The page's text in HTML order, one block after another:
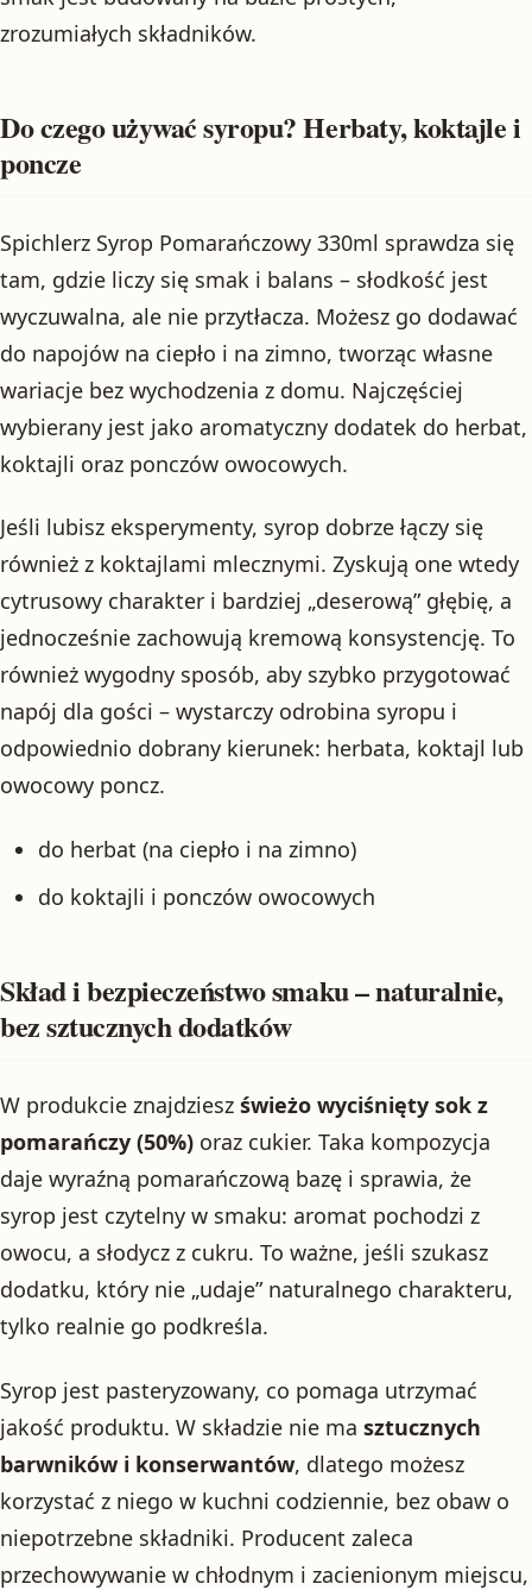
zrozumiałych składników.
Do czego używać syropu? Herbaty, koktajle i
poncze
Spichlerz Syrop Pomarańczowy 330ml sprawdza się
tam, gdzie liczy się smak i balans – słodkość jest
wyczuwalna, ale nie przytłacza. Możesz go dodawać
do napojów na ciepło i na zimno, tworząc własne
wariacje bez wychodzenia z domu. Najczęściej
wybierany jest jako aromatyczny dodatek do herbat,
koktajli oraz ponczów owocowych.
Jeśli lubisz eksperymenty, syrop dobrze łączy się
również z koktajlami mlecznymi. Zyskują one wtedy
cytrusowy charakter i bardziej „deserową” głębię, a
jednocześnie zachowują kremową konsystencję. To
również wygodny sposób, aby szybko przygotować
napój dla gości – wystarczy odrobina syropu i
odpowiednio dobrany kierunek: herbata, koktajl lub
owocowy poncz.
do herbat (na ciepło i na zimno)
do koktajli i ponczów owocowych
Skład i bezpieczeństwo smaku – naturalnie,
bez sztucznych dodatków
W produkcie znajdziesz świeżo wyciśnięty sok z
pomarańczy (50%) oraz cukier. Taka kompozycja
daje wyraźną pomarańczową bazę i sprawia, że
syrop jest czytelny w smaku: aromat pochodzi z
owocu, a słodycz z cukru. To ważne, jeśli szukasz
dodatku, który nie „udaje” naturalnego charakteru,
tylko realnie go podkreśla.
Syrop jest pasteryzowany, co pomaga utrzymać
jakość produktu. W składzie nie ma sztucznych
barwników i konserwantów, dlatego możesz
korzystać z niego w kuchni codziennie, bez obaw o
niepotrzebne składniki. Producent zaleca
przechowywanie w chłodnym i zacienionym miejscu,